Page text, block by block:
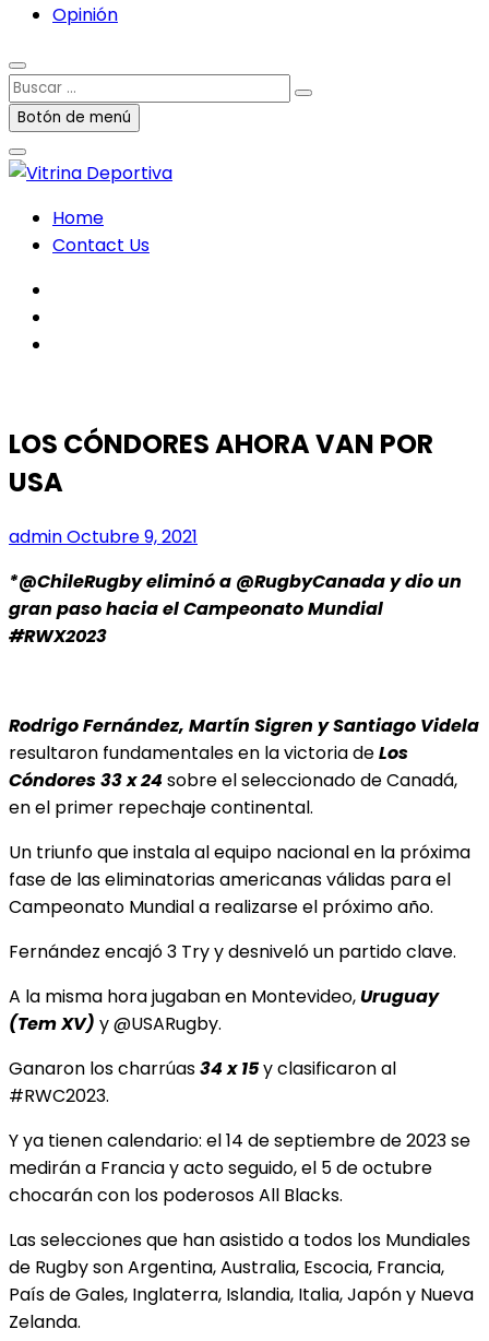
Opinión
Buscar
…Botón de menú
Home
Contact Us
LOS CÓNDORES AHORA VAN POR
USA
adminOctubre 9, 2021
*@ChileRugby eliminó a @RugbyCanada y dio un
gran paso hacia el Campeonato Mundial
#RWX2023
Rodrigo Fernández, Martín Sigren y Santiago Videla
resultaron fundamentales en la victoria deLos
Cóndores 33 x 24 sobre el seleccionado de Canadá,
en el primer repechaje continental.
Un triunfo que instala al equipo nacional en la próxima
fase de las eliminatorias americanas válidas para el
Campeonato Mundial a realizarse el próximo año.
Fernández encajó 3 Try y desniveló un partido clave.
A la misma hora jugaban en Montevideo,Uruguay
(Tem XV) y @USARugby.
Ganaron los charrúas34 x 15y clasificaron al
#RWC2023.
Y ya tienen calendario: el 14 de septiembre de 2023 se
medirán a Francia y acto seguido, el 5 de octubre
chocarán con los poderosos All Blacks.
Las selecciones que han asistido a todos los Mundiales
de Rugby son Argentina, Australia, Escocia, Francia,
País de Gales, Inglaterra, Islandia, Italia, Japón y Nueva
Zelanda.